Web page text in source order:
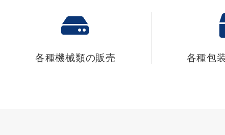
各種機械類の販売 各種包